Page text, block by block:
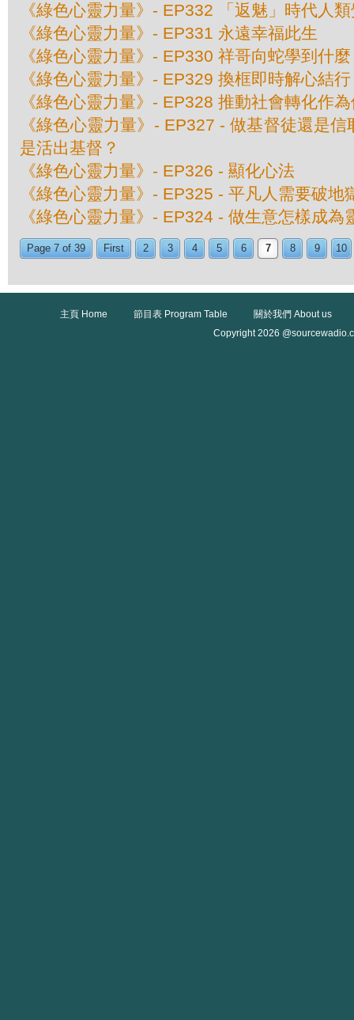
《綠色心靈力量》- EP332 「返魅」時代人
《綠色心靈力量》- EP331 永遠幸福此生
《綠色心靈力量》- EP330 祥哥向蛇學到什麼
《綠色心靈力量》- EP329 換框即時解心結行
《綠色心靈力量》- EP328 推動社會轉化作
《綠色心靈力量》- EP327 - 做基督徒還是
是活出基督？
《綠色心靈力量》- EP326 - 顯化心法
《綠色心靈力量》- EP325 - 平凡人需要破地
《綠色心靈力量》- EP324 - 做生意怎樣成為
Page 7 of 39 First 2 3 4 5 6 7 8 9 10
主頁 Home 節目表 Program Table
關於我們 About us
Copyright 2026